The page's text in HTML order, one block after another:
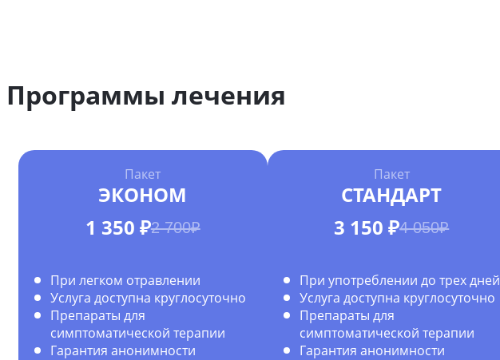
Программы лечения
Пакет
ЭКОНОМ
1 350 ₽2 700₽
При легком отравлении
Услуга доступна круглосуточно
Препараты для
симптоматической терапии
Гарантия анонимности
Пакет
СТАНДАРТ
3 150 ₽4 050₽
При употреблении до трех дней
Услуга доступна круглосуточно
Препараты для
симптоматической терапии
Гарантия анонимности